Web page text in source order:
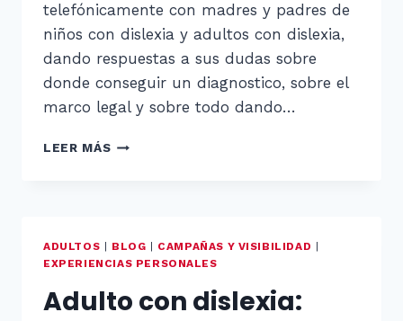
telefónicamente con madres y padres de
niños con dislexia y adultos con dislexia,
dando respuestas a sus dudas sobre
donde conseguir un diagnostico, sobre el
marco legal y sobre todo dando…
LEER MÁSFAMILIAS
ADULTOS BLOG CAMPAÑAS Y VISIBILIDAD
EXPERIENCIAS PERSONALES
Adulto con dislexia: